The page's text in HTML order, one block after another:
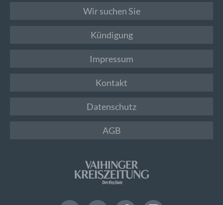
Wir suchen Sie
Kündigung
Impressum
Kontakt
Datenschutz
AGB